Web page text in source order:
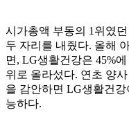
시가총액 부동의 1위였
두 자리를 내줬다. 올해
면, LG생활건강은 45%
위로 올라섰다. 연초 양
을 감안하면 LG생활건
능하다.